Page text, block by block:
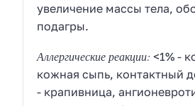
увеличение массы тела,
подагры.
Аллергические реакции:<1% -
кожная сыпь, контактный
- крапивница,